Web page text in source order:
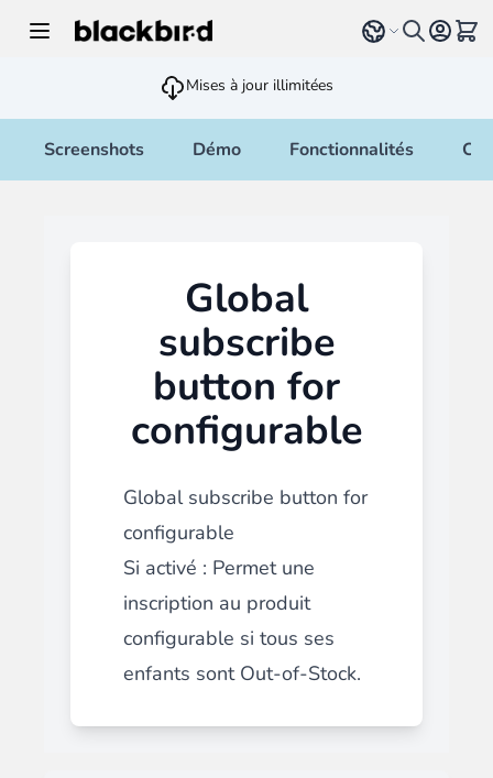
Select language
Voir
Mises à jour illimitées
Screenshots Démo Fonctionnalités
Global
subscribe
button for
configurable
Global subscribe button for
configurable
Si activé : Permet une
inscription au produit
configurable si tous ses
enfants sont Out-of-Stock.